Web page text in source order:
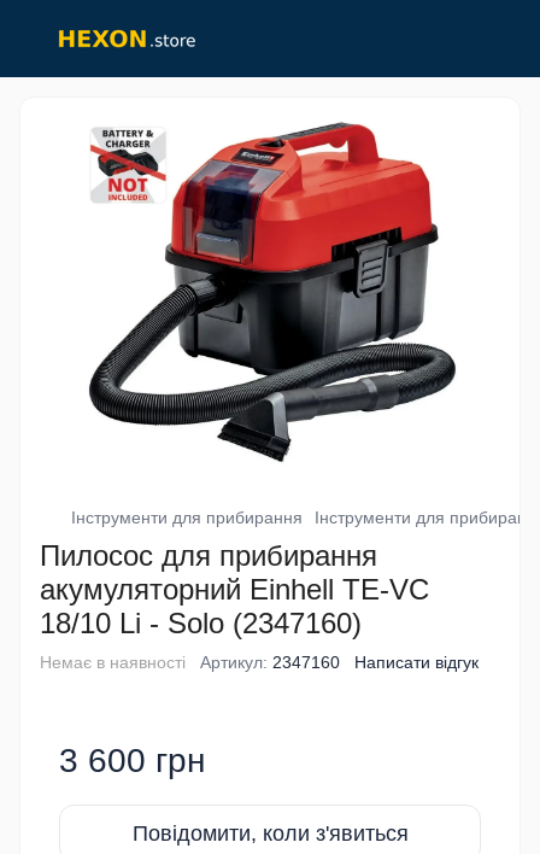
Інструменти для прибирання Інструменти для
Пилосос для прибирання
акумуляторний Einhell TE-VC
18/10 Li - Solo (2347160)
Немає в наявності Артикул: 2347160 Написати відгук
3 600 грн
Повідомити, коли з'явиться